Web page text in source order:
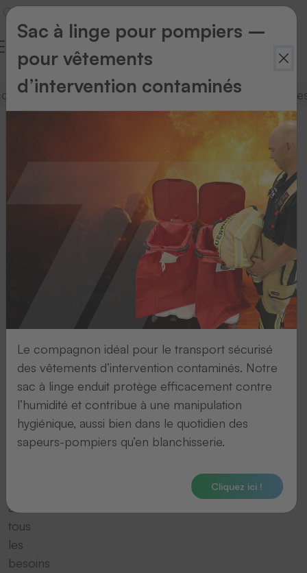
Systèmes d’impression thermique
thermique
thermique
modèles
à
tous
les
besoins
Sac à linge pour pompiers –
pour vêtements
d’intervention contaminés
Le compagnon idéal pour le transport sécurisé
des vêtements d’intervention contaminés. Notre
sac à linge enduit protège efficacement contre
l’humidité et contribue à une manipulation
hygiénique, aussi bien dans le quotidien des
sapeurs-pompiers qu’en blanchisserie.
Cliquez ici !